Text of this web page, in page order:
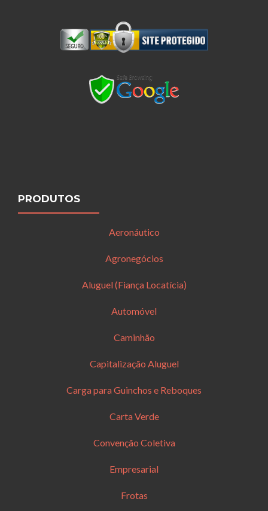
PRODUTOS
Aeronáutico
Agronegócios
Aluguel (Fiança Locatícia)
Automóvel
Caminhão
Capitalização Aluguel
Carga para Guinchos e Reboques
Carta Verde
Convenção Coletiva
Empresarial
Frotas